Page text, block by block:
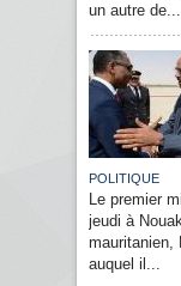
un autre de...
POLITIQUE
Le premier
jeudi à
mauritanien,
auquel il...